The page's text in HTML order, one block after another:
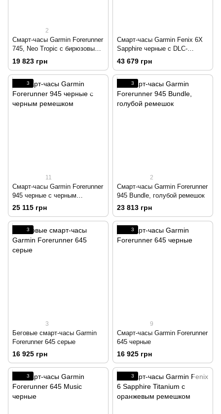
2
Смарт-часы Garmin Forerunner
745, Neo Tropic с бирюзовым
ремешком
19 823 грн
Смарт-часы Garmin Fenix 6X
Sapphire черные с DLC-
покрытием и каштановым
кожаным ремешком
43 679 грн
3
11
Смарт-часы Garmin Forerunner
945 черные с черным
ремешком
25 115 грн
3
2
Смарт-часы Garmin Forerunner
945 Bundle, голубой ремешок
23 813 грн
3
3
Беговые смарт-часы Garmin
Forerunner 645 серые
16 925 грн
3
9
Смарт-часы Garmin Forerunner
645 черные
16 925 грн
3 3